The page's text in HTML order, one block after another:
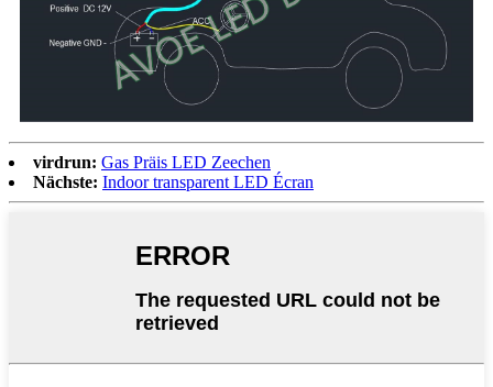
virdrun: Gas Präis LED Zeechen
Nächste: Indoor transparent LED Écran